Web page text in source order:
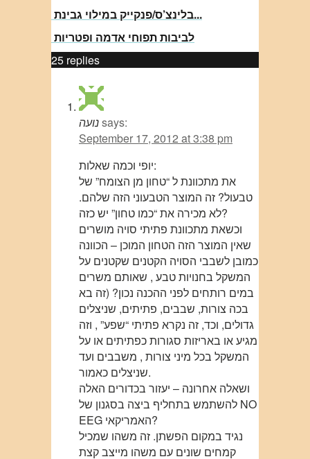
בלינצ’ס/פנקייק במילוי גבינת...
לביבות תפוחי אדמה ופטריות
25 replies
נועהsays:
September 17, 2012 at 3:38 pm
יופי וכמה שאלות:
את מתכוונת ל “טחון מן הצומח” של
טבעול? זה המוצר הטבעוני הזה שלהם.
לא מכירה את “כמו טחון” יש כזה?
וכשאת מתכוונת פתיתי סויה מושרים
שאין המוצר הזה הטחון המוכן – הכוונה
כמובן לשבבי הסויה הקטנים שקטנים על
המשקל בחנויות טבע , שאותם משרים
במים רותחים לפני ההכנה נכון? (זה בא
בכה צורות, שבבים, פתיתים, שניצלים
גדולים, וכד, זה נקרא פתיתי “שפע” , וזה
מגיע או באריזות סגורות כפתיתים או על
המשקל בכל מיני צורות , משבבים ועד
שניצלים כאמור.
ושאלה אחרונה – יעזור בכדורים האלה
להשתמש בתחליף ביצה בסגנון של NO
EEG האמריקאי?
נגיד במקום הפשתן. זה משהו שמכיל
קמחים שונים עם משהו מייצב קצת